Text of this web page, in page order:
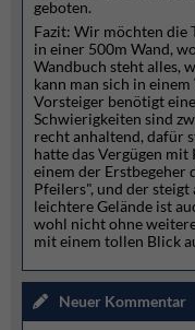
geboten.
Fazit: Wir möchten die
in einer 500m Wand,
Wandbuch steht alles,
kann man sich in
Vorsteiger benötigt
Schwierigkeiten sind
recht anhaltend, dafür
hatte das Vergügen
einem der
Pfeilers", und der steigt
leichtere Gelände ist
wohl nicht ohne
mit einem tollen Blick
Neuer Kommentar